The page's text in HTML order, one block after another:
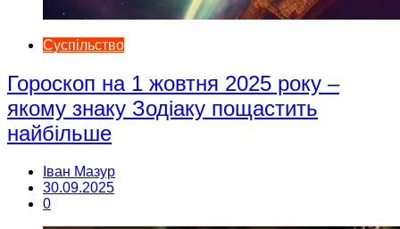
Суспільство
Гороскоп на 1 жовтня 2025 року –
якому знаку Зодіаку пощастить
найбільше
Іван Мазур
30.09.2025
0